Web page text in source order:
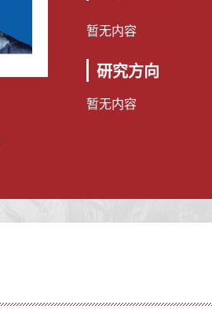
暂无内容
研究方向
暂无内容